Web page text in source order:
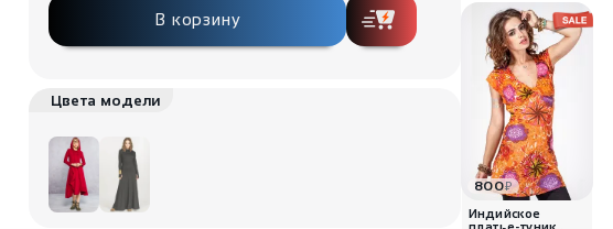
В корзину
Цвета модели
800₽
Индийское